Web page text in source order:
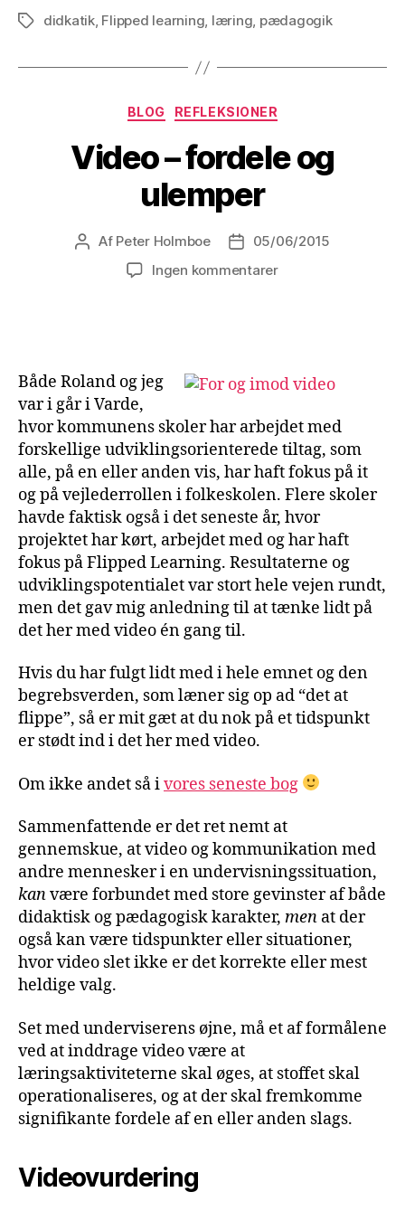
Tagsdidkatik, Flipped learning, læring, pædagogik
Kategorier
BLOG REFLEKSIONER
Video – fordele og
ulemper
Indlægsforfatter
Af Peter Holmboe Indlægsdato
05/06/2015
Ingen kommentarertil
Både Roland og jeg
var i går i Varde,
hvor kommunens skoler har arbejdet med
forskellige udviklingsorienterede tiltag, som
alle, på en eller anden vis, har haft fokus på it
og på vejlederrollen i folkeskolen. Flere skoler
havde faktisk også i det seneste år, hvor
projektet har kørt, arbejdet med og har haft
fokus på Flipped Learning. Resultaterne og
udviklingspotentialet var stort hele vejen rundt,
men det gav mig anledning til at tænke lidt på
det her med video én gang til.
Hvis du har fulgt lidt med i hele emnet og den
begrebsverden, som læner sig op ad “det at
flippe”, så er mit gæt at du nok på et tidspunkt
er stødt ind i det her med video.
Om ikke andet så ivores seneste bog
Sammenfattende er det ret nemt at
gennemskue, at video og kommunikation med
andre mennesker i en undervisningssituation,
kanvære forbundet med store gevinster af både
didaktisk og pædagogisk karakter, men at der
også kan være tidspunkter eller situationer,
hvor video slet ikke er det korrekte eller mest
heldige valg.
Set med underviserens øjne, må et af formålene
ved at inddrage video være at
læringsaktiviteterne skal øges, at stoffet skal
operationaliseres, og at der skal fremkomme
signifikante fordele af en eller anden slags.
Videovurdering